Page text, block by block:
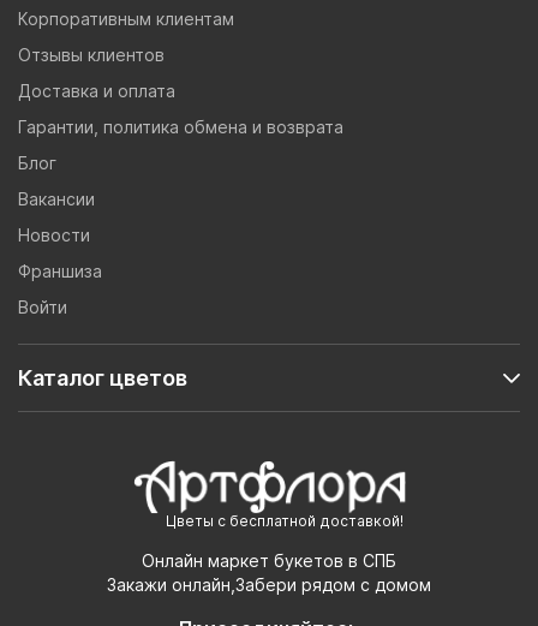
Цветы с бесплатной доставкой!
Онлайн маркет букетов в СПБ
Закажи онлайн,Забери рядом с домом
Корпоративным клиентам
Отзывы клиентов
Доставка и оплата
Гарантии, политика обмена и возврата
Блог
Вакансии
Новости
Франшиза
Войти
Каталог цветов